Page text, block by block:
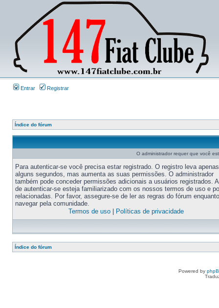
Entrar Registrar
Índice do fórum
O administrador requer que você
Para autenticar-se você precisa estar registrado. O registro leva apenas
alguns segundos, mas aumenta as suas permissões. O administrador
também pode conceder permissões adicionais a usuários registrados.
de autenticar-se esteja familiarizado com os nossos termos de uso e
relacionadas. Por favor, assegure-se de ler as regras do fórum enquanto
navegar pela comunidade.
Termos de uso| Políticas de privacidade
Índice do fórum
Powered by